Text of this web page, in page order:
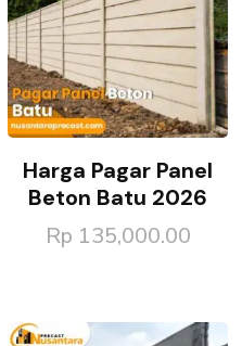
Harga Pagar Panel
Beton Batu 2026
Rp 135,000.00